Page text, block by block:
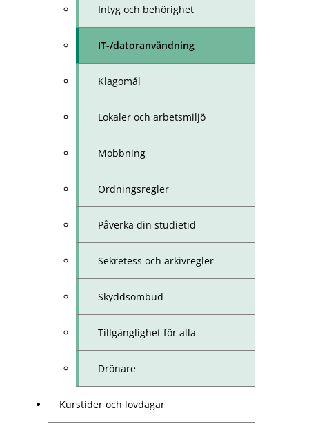
Intyg och behörighet
IT-/datoranvändning
Klagomål
Lokaler och arbetsmiljö
Mobbning
Ordningsregler
Påverka din studietid
Sekretess och arkivregler
Skyddsombud
Tillgänglighet för alla
Drönare
Kurstider och lovdagar